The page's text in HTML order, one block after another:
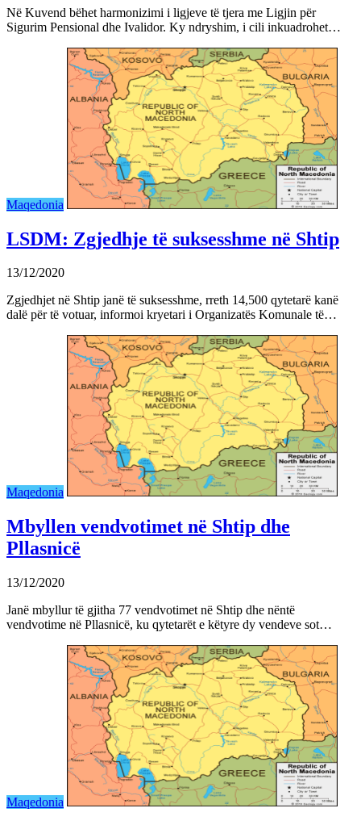
Në Kuvend bëhet harmonizimi i ligjeve të tjera me Ligjin për
Sigurim Pensional dhe Ivalidor. Ky ndryshim, i cili inkuadrohet…
Maqedonia
LSDM: Zgjedhje të suksesshme në Shtip
13/12/2020
Zgjedhjet në Shtip janë të suksesshme, rreth 14,500 qytetarë kanë
dalë për të votuar, informoi kryetari i Organizatës Komunale të…
Maqedonia
Mbyllen vendvotimet në Shtip dhe
Pllasnicë
13/12/2020
Janë mbyllur të gjitha 77 vendvotimet në Shtip dhe nëntë
vendvotime në Pllasnicë, ku qytetarët e këtyre dy vendeve sot…
Maqedonia